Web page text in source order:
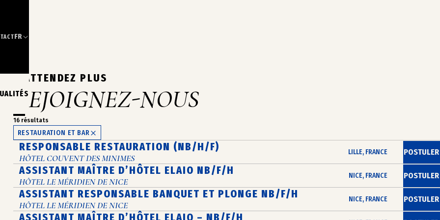
FR
N’ATTENDEZ PLUS
REJOIGNEZ-NOUS
16 résultats
RESTAURATION ET BAR
RESPONSABLE RESTAURATION (NB/H/F)
HÔTEL COUVENT DES MINIMES
LILLE, FRANCE POSTULER
ASSISTANT MAÎTRE D’HÔTEL ELAIO NB/F/H
HÔTEL LE MÉRIDIEN DE NICE
NICE, FRANCE POSTULER
ASSISTANT RESPONSABLE BANQUET ET PLONGE NB/F/H
HÔTEL LE MÉRIDIEN DE NICE
NICE, FRANCE POSTULER
ASSISTANT MAÎTRE D’HÔTEL ELAIO – NB/F/H